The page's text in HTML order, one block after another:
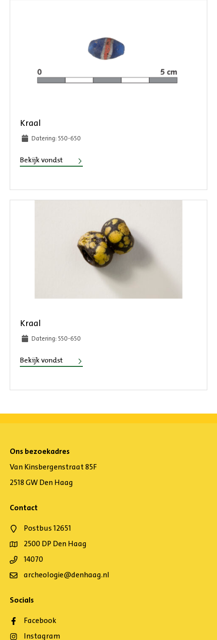
Kraal
Datering: 550-650
Bekijk vondst Kraal
Kraal
Datering: 550-650
Bekijk vondst Kraal
Ons bezoekadres
Van Kinsbergenstraat 85F
2518 GW Den Haag
Contact
Postbus 12651
2500 DP Den Haag
14070
archeologie@denhaag.nl
Socials
Facebook
Instagram